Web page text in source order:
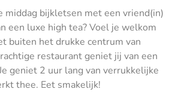
middag bijkletsen met een vriend(in)
een luxe high tea? Voel je welkom
buiten het drukke centrum van
restaurant geniet jij van een
geniet 2 uur lang van verrukkelijke
thee. Eet smakelijk!